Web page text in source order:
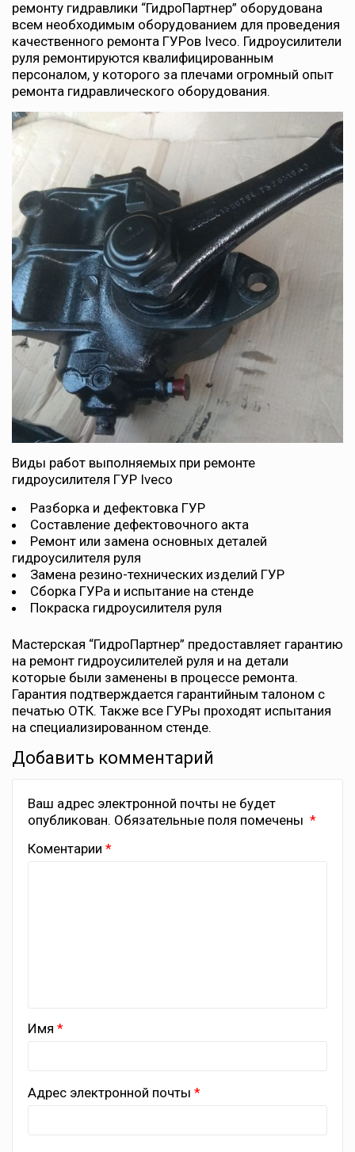
ремонту гидравлики “ГидроПартнер” оборудована
всем необходимым оборудованием для проведения
качественного ремонта ГУРов Iveco. Гидроусилители
руля ремонтируются квалифицированным
персоналом, у которого за плечами огромный опыт
ремонта гидравлического оборудования.
Виды работ выполняемых при ремонте
гидроусилителя ГУР Iveco
Разборка и дефектовка ГУР
Составление дефектовочного акта
Ремонт или замена основных деталей
гидроусилителя руля
Замена резино-технических изделий ГУР
Сборка ГУРа и испытание на стенде
Покраска гидроусилителя руля
Мастерская “ГидроПартнер” предоставляет гарантию
на ремонт гидроусилителей руля и на детали
которые были заменены в процессе ремонта.
Гарантия подтверждается гарантийным талоном с
печатью ОТК. Также все ГУРы проходят испытания
на специализированном стенде.
Добавить комментарий
Ваш адрес электронной почты не будет
опубликован. Обязательные поля помечены
Коментарии
Имя
Адрес электронной почты